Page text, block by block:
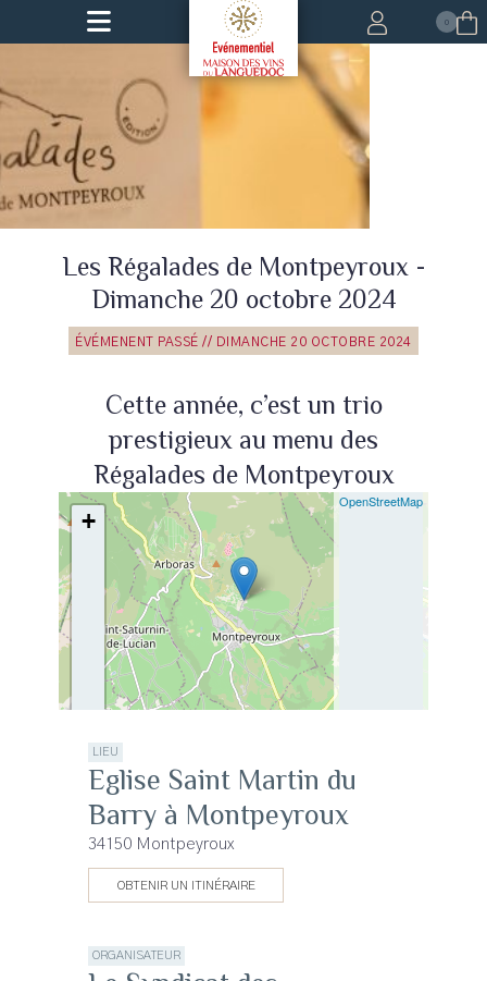
0
Les Régalades de Montpeyroux -
Dimanche 20 octobre 2024
ÉVÉMENENT PASSÉ // DIMANCHE 20 OCTOBRE 2024
Cette année, c’est un trio
prestigieux au menu des
Régalades de Montpeyroux
+
Leaflet
| ©
OpenStreetMap
LIEU
Eglise Saint Martin du
Barry à Montpeyroux
34150 Montpeyroux
OBTENIR UN ITINÉRAIRE
ORGANISATEUR